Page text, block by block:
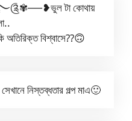
টা কোথায়
অতিরিক্ত বিশ্বাসে??🙃
নিস্তব্ধতার গল্প মাএ🙂